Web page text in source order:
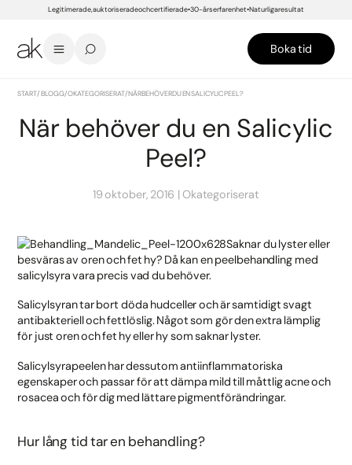
Legitimerade, auktoriserade och certifierade 30-års erfarenhet Naturliga resultat
Boka tid
START/BLOGG/OKATEGORISERAT/NÄR BEHÖVER DU EN SALICYLIC PEEL?
När behöver du en Salicylic
Peel?
19 oktober, 2016 Okategoriserat
Saknar du lyster eller
besväras av oren och fet hy? Då kan en peelbehandling med
salicylsyra vara precis vad du behöver.
Salicylsyran tar bort döda hudceller och är samtidigt svagt
antibakteriell och fettlöslig. Något som gör den extra lämplig
för just oren och fet hy eller hy som saknar lyster.
Salicylsyrapeelen har dessutom antiinflammatoriska
egenskaper och passar för att dämpa mild till måttlig acne och
rosacea och för dig med lättare pigmentförändringar.
Hur lång tid tar en behandling?